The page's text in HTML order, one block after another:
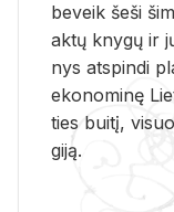
be­veik šeši
aktų kny­gų ir
nys at­spin­di
eko­no­mi­nę
ties bui­tį,
gi­ją.